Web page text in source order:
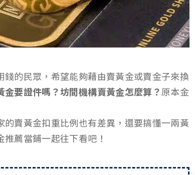
的民眾，希望能夠藉由賣黃金或賣金子來換
金要證件嗎？坊間機構賣黃金怎麼算？原本金
賣黃金扣重比例也有差異，還要搞懂一兩黃
薦當鋪一起往下看吧！